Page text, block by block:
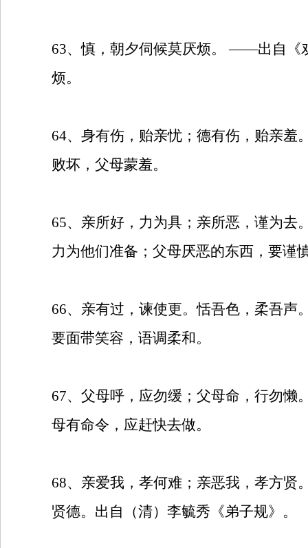
63、慎，朝夕伺候莫厌烦。
——出自《
烦。
64、身有伤，贻亲忧；德有伤，贻亲羞
败坏，父母蒙羞。
65、亲所好，力为具；亲所恶，谨为去
力为他们准备；父母厌恶的东西，要谨
66、亲有过，谏使更。恬吾色，柔吾声
要面带笑容，语调柔和。
67、父母呼，应勿缓；父母命，行勿懒
母有命令，应赶快去做。
68、亲爱我，孝何难；亲恶我，孝方贤
贤德。出自（清）李毓秀《弟子规》。